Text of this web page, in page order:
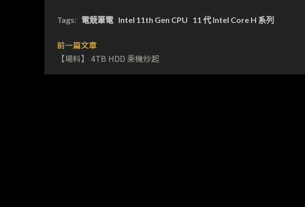
Tags: 電競筆電 Intel 11th Gen CPU 11 代 Intel Core H 系列
前一篇文章
【場料】 4TB HDD 乘機炒起